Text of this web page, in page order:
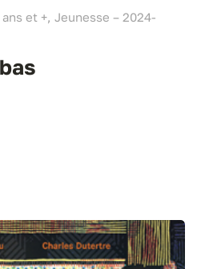
et +, Jeunesse – 2024-